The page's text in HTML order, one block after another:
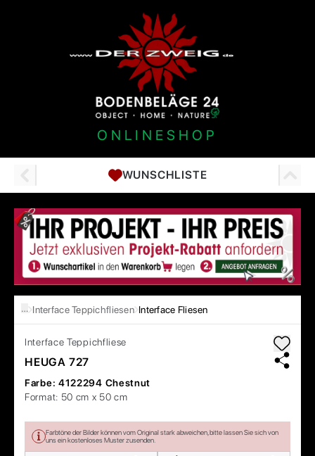
ONLINESHOP
WUNSCHLISTE
… Interface Teppichfliesen Interface Fliesen
Interface Teppichfliese
HEUGA 727
Farbe: 4122294 Chestnut
Format: 50 cm x 50 cm
Farbtöne der Bilder können vom Original stark abweichen, bitte lassen Sie sich von
uns ein kostenloses Muster zusenden.